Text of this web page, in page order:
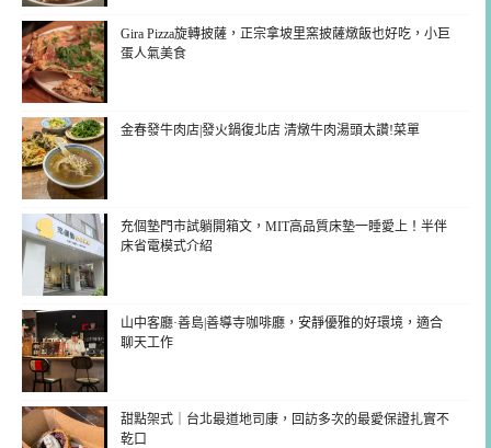
Gira Pizza旋轉披薩，正宗拿坡里窯披薩燉飯也好吃，小巨
蛋人氣美食
金春發牛肉店|發火鍋復北店 清燉牛肉湯頭太讚!菜單
充個墊門市試躺開箱文，MIT高品質床墊一睡愛上！半伴
床省電模式介紹
山中客廳·善島|善導寺咖啡廳，安靜優雅的好環境，適合
聊天工作
甜點架式｜台北最道地司康，回訪多次的最愛保證扎實不
乾口